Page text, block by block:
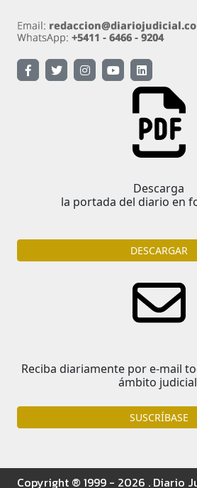
Descarga
la portada del diario en
DESCARGAR
Reciba diariamente por e-mail
ámbito
SUSCRÍBASE
Copyright ® 1999 - 2026 . Diario